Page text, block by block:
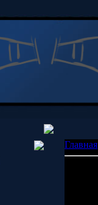
Главная